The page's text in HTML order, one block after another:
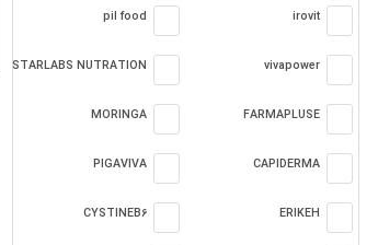
irovit
pil food
vivapower
STARLABS NUTRATION
FARMAPLUSE
MORINGA
CAPIDERMA
PIGAVIVA
ERIKEH
CYSTINEB6